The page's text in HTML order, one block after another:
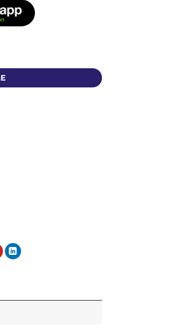
ekstraktı - 10 ml adet